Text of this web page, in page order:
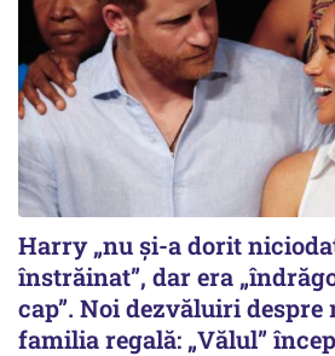
Harry „nu și-a dorit
înstrăinat”, dar era
cap”. Noi dezvăluiri despre
familia regală: „Vălul”